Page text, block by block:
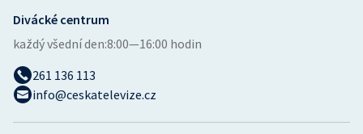
Divácké centrum
každý všední den:8:00—16:00 hodin
261 136 113
info@ceskatelevize.cz